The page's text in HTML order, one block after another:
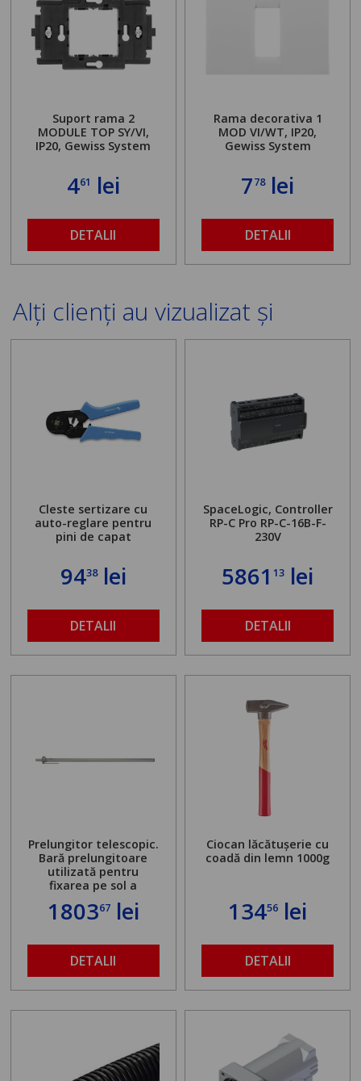
Suport rama 2
MODULE TOP SY/VI,
IP20, Gewiss System
461 lei
DETALII
Rama decorativa 1
MOD VI/WT, IP20,
Gewiss System
778lei
DETALII
Alți clienți au vizualizat și
Cleste sertizare cu
auto-reglare pentru
pini de capat
9438lei
DETALII
SpaceLogic, Controller
RP-C Pro RP-C-16B-F-
230V
586113 lei
DETALII
Prelungitor telescopic.
Bară prelungitoare
utilizată pentru
fixarea pe sol a
standului mașinii de
găurit în locul
maximă admisă de 500
kg și înălțime reglabilă
de la 1,8 la 2,9 m
180367lei
DETALII
Ciocan lăcătușerie cu
coadă din lemn 1000g
13456 lei
DETALII